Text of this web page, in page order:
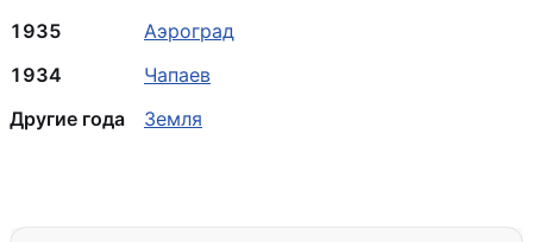
1935
Аэроград
1934
Чапаев
Другие года
Земля